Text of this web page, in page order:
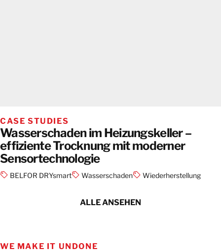
CASE STUDIES
Wasserschaden im Heizungskeller –
effiziente Trocknung mit moderner
Sensortechnologie
BELFOR DRYsmart Wasserschaden Wiederherstellung
ALLE ANSEHEN
WE MAKE IT UNDONE